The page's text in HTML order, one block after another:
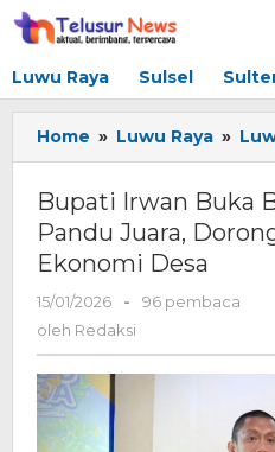
Lewati
ke
Luwu Raya Sulsel
Home » Luwu Raya »
Bupati Irwan Buka
Pandu Juara,
Ekonomi Desa
15/01/2026
oleh
Redaksi
-
96 pembaca
oleh Redaksi